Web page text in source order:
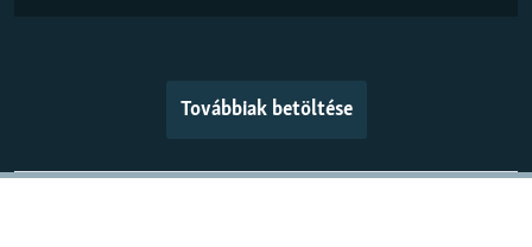
Továbbiak betöltése